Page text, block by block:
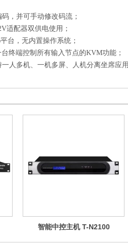
，并可手动修改码流；
适配器双供电使用；
台，无内置操作系统；
终端控制所有输入节点的KVM功能；
人多机、一机多屏、人机分离坐席应
智能中控主机 T-N2100